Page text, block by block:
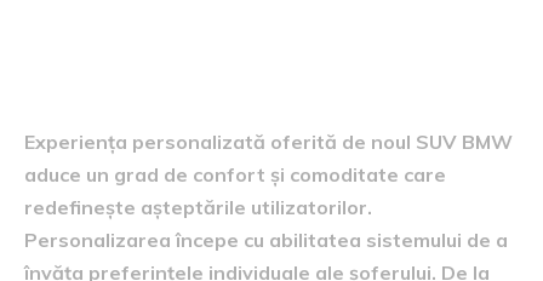
Experiența personalizată oferită de noul SUV BMW
aduce un grad de confort și comoditate care
redefinește așteptările utilizatorilor.
Personalizarea începe cu abilitatea sistemului de a
învăța preferințele individuale ale șoferului. De la